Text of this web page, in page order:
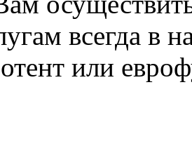
всегда в
или